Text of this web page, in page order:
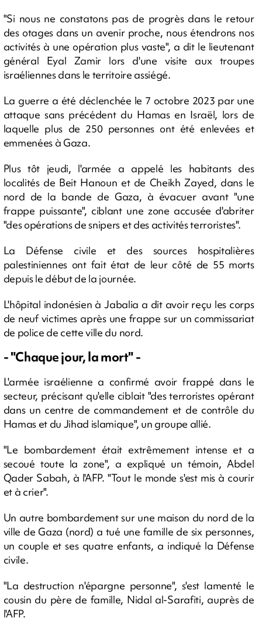
"Si nous ne constatons pas de progrès dans le retour
des otages dans un avenir proche, nous étendrons nos
activités à une opération plus vaste", a dit le lieutenant
général Eyal Zamir lors d'une visite aux troupes
israéliennes dans le territoire assiégé.
La guerre a été déclenchée le 7 octobre 2023 par une
attaque sans précédent du Hamas en Israël, lors de
laquelle plus de 250 personnes ont été enlevées et
emmenées à Gaza.
Plus tôt jeudi, l'armée a appelé les habitants des
localités de Beit Hanoun et de Cheikh Zayed, dans le
nord de la bande de Gaza, à évacuer avant "une
frappe puissante", ciblant une zone accusée d'abriter
"des opérations de snipers et des activités terroristes".
La Défense civile et des sources hospitalières
palestiniennes ont fait état de leur côté de 55 morts
depuis le début de la journée.
L'hôpital indonésien à Jabalia a dit avoir reçu les corps
de neuf victimes après une frappe sur un commissariat
de police de cette ville du nord.
- "Chaque jour, la mort" -
L'armée israélienne a confirmé avoir frappé dans le
secteur, précisant qu'elle ciblait "des terroristes opérant
dans un centre de commandement et de contrôle du
Hamas et du Jihad islamique", un groupe allié.
"Le bombardement était extrêmement intense et a
secoué toute la zone", a expliqué un témoin, Abdel
Qader Sabah, à l'AFP. "Tout le monde s'est mis à courir
et à crier".
Un autre bombardement sur une maison du nord de la
ville de Gaza (nord) a tué une famille de six personnes,
un couple et ses quatre enfants, a indiqué la Défense
civile.
"La destruction n'épargne personne", s'est lamenté le
cousin du père de famille, Nidal al-Sarafiti, auprès de
l'AFP.